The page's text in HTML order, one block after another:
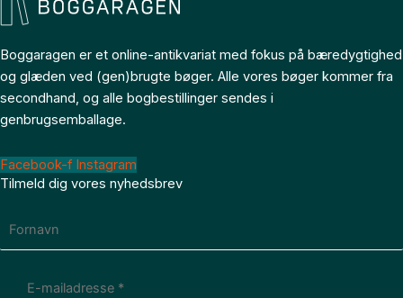
Boggaragen er et online-antikvariat med fokus på bæredygtighed
og glæden ved (gen)brugte bøger. Alle vores bøger kommer fra
secondhand, og alle bogbestillinger sendes i
genbrugsemballage.
Facebook-f Instagram
Tilmeld dig vores nyhedsbrev